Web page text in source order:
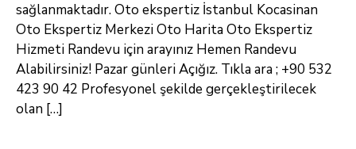
sağlanmaktadır. Oto ekspertiz İstanbul Kocasinan
Oto Ekspertiz Merkezi Oto Harita Oto Ekspertiz
Hizmeti Randevu için arayınız Hemen Randevu
Alabilirsiniz! Pazar günleri Açığız. Tıkla ara ; +90 532
423 90 42 Profesyonel şekilde gerçekleştirilecek
olan […]